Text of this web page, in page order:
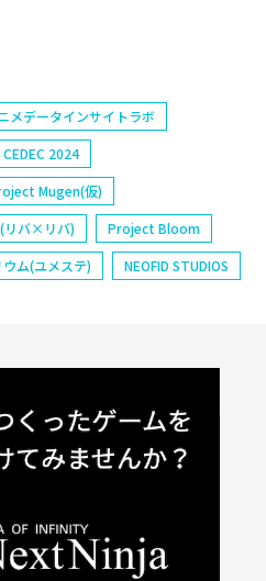
メデータインサイトラボ
CEDEC 2024
Mugen(仮)
リバ×リバ)
Project Bloom
ム(ユメステ)
NEOFID STUDIOS